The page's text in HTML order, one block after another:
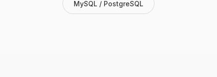
MySQL / PostgreSQL